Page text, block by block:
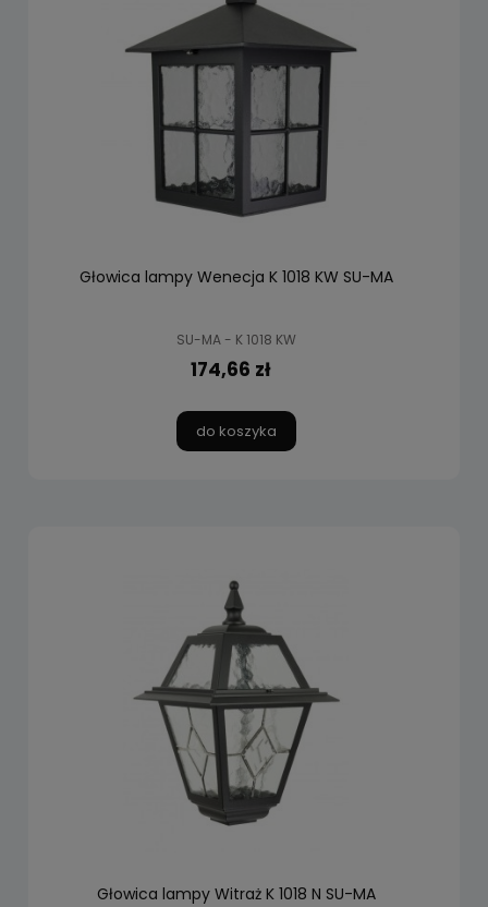
Głowica lampy Wenecja K 1018 KW SU-MA
SU-MA - K 1018 KW
174,66 zł
do koszyka
Głowica lampy Witraż K 1018 N SU-MA